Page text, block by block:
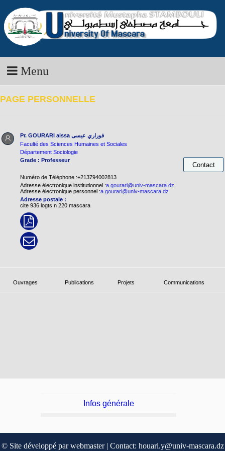
Menu
PAGE PERSONNELLE
Pr. GOURARI aissa قوراري عيسى
Faculté des Sciences Humaines et Sociales
Département Sociologie
Grade : Professeur
Numéro de Téléphone :+213794002813
Adresse électronique institutionnel :a.gourari@univ-mascara.dz
Adresse électronique personnel :a.gourari@univ-mascara.dz
Adresse postale :
cite 936 logts n 220 mascara
Ouvrages Publications Projets Communications
Infos générale
© Site développé par webmaster | Contact: houari.y@univ-mascara.dz